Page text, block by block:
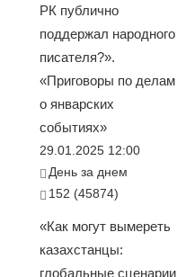
РК публично
поддержал народного
писателя?».
«Приговоры по делам
о январских
событиях»
29.01.2025 12:00
День за днем
152 (45874)
«Как могут вымереть
казахстанцы:
глобальные сценарии